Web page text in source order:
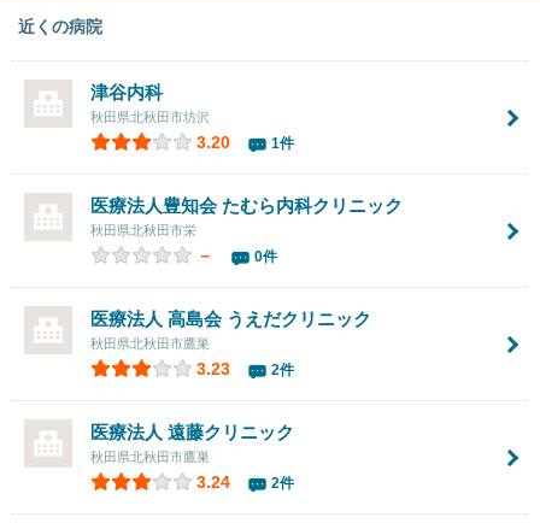
近くの病院
津谷内科
秋田県北秋田市坊沢
3.20 1件
医療法人豊知会 たむら内科クリニック
秋田県北秋田市栄
－ 0件
医療法人 高島会 うえだクリニック
秋田県北秋田市鷹巣
3.23 2件
医療法人 遠藤クリニック
秋田県北秋田市鷹巣
3.24 2件